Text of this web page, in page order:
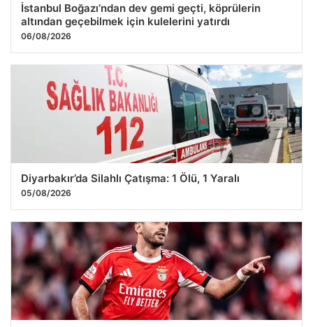
İstanbul Boğazı’ndan dev gemi geçti, köprülerin
altından geçebilmek için kulelerini yatırdı
06/08/2026
Diyarbakır’da Silahlı Çatışma: 1 Ölü, 1 Yaralı
05/08/2026